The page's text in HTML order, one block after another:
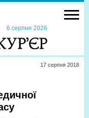
6 серпня 2026
17 серпня 2018